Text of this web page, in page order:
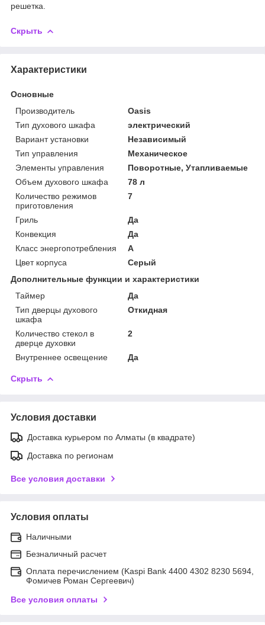
решетка.
Скрыть
Характеристики
Основные
Производитель
Oasis
Тип духового шкафа
электрический
Вариант установки
Независимый
Тип управления
Механическое
Элементы управления
Поворотные, Утапливаемые
Объем духового шкафа
78 л
Количество режимов
приготовления
7
Гриль
Да
Конвекция
Да
Класс энергопотребления
A
Цвет корпуса
Серый
Дополнительные функции и характеристики
Таймер
Да
Тип дверцы духового
шкафа
Откидная
Количество стекол в
дверце духовки
2
Внутреннее освещение Да
Скрыть
Условия доставки
Доставка курьером по Алматы (в квадрате)
Доставка по регионам
Все условия доставки
Условия оплаты
Наличными
Безналичный расчет
Оплата перечислением (Kaspi Bank 4400 4302 8230 5694,
Фомичев Роман Сергеевич)
Все условия оплаты